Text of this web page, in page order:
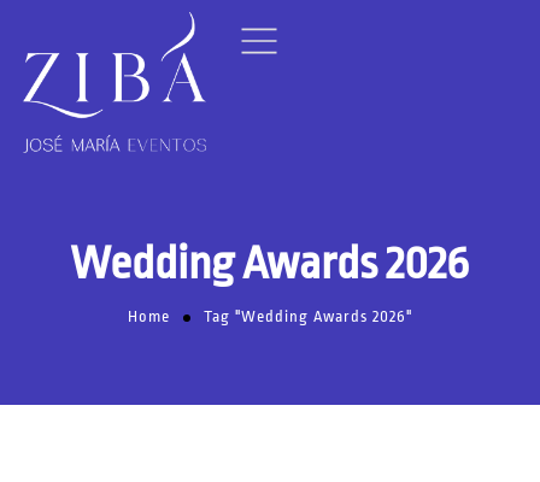
Wedding Awards 2026
Home Tag "Wedding Awards 2026"